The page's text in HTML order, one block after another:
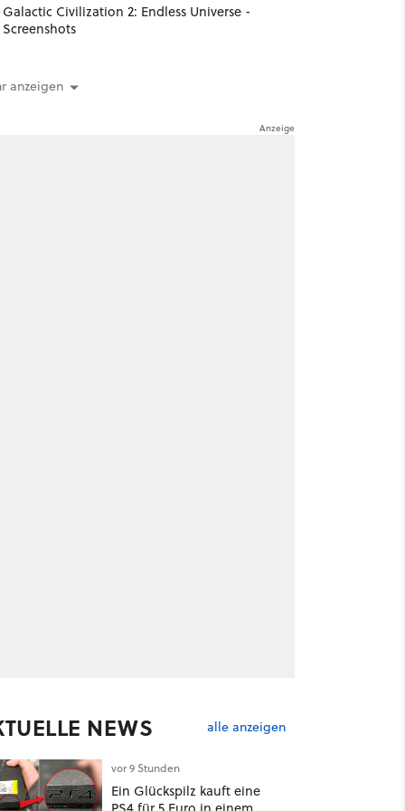
Galactic Civilization 2: Endless Universe -
Screenshots
anzeigen
NEWS alle anzeigen
vor 9 Stunden
Ein Glückspilz kauft eine